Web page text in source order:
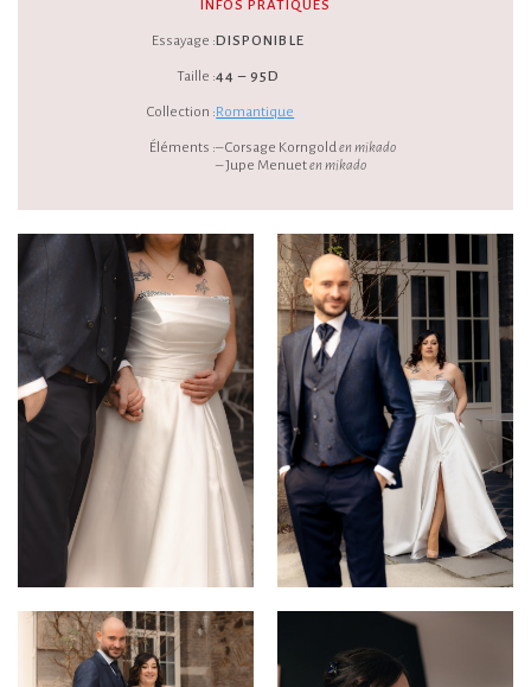
INFOS PRATIQUES
Essayage :
Taille :
Collection :
Éléments :
DISPONIBLE
44 – 95D
Romantique
– Corsage Korngolden mikado
– Jupe Menueten mikado